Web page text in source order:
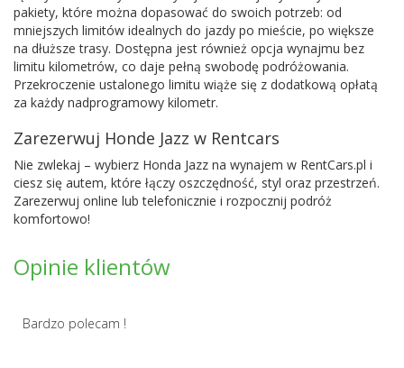
pakiety, które można dopasować do swoich potrzeb: od
mniejszych limitów idealnych do jazdy po mieście, po większe
na dłuższe trasy. Dostępna jest również opcja wynajmu bez
limitu kilometrów, co daje pełną swobodę podróżowania.
Przekroczenie ustalonego limitu wiąże się z dodatkową opłatą
za każdy nadprogramowy kilometr.
Zarezerwuj Honde Jazz w Rentcars
Nie zwlekaj – wybierz Honda Jazz na wynajem w RentCars.pl i
ciesz się autem, które łączy oszczędność, styl oraz przestrzeń.
Zarezerwuj online lub telefonicznie i rozpocznij podróż
komfortowo!
Opinie klientów
Bardzo polecam !